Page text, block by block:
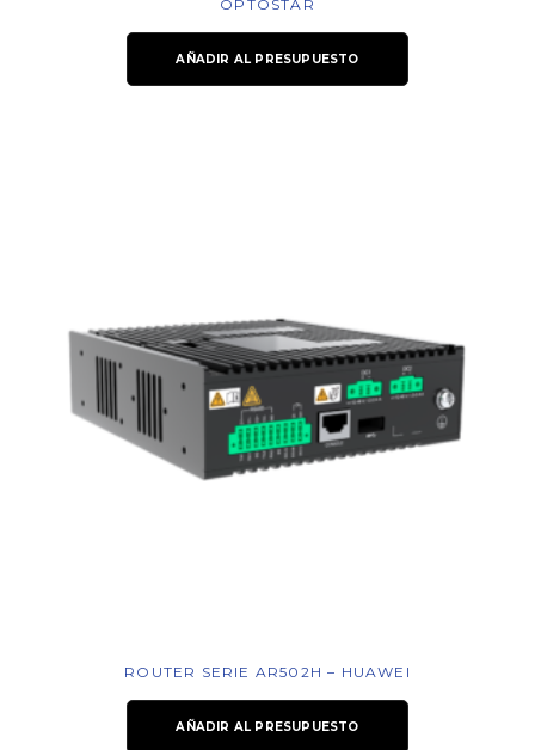
OPTOSTAR
AÑADIR AL PRESUPUESTO
ROUTER SERIE AR502H – HUAWEI
AÑADIR AL PRESUPUESTO